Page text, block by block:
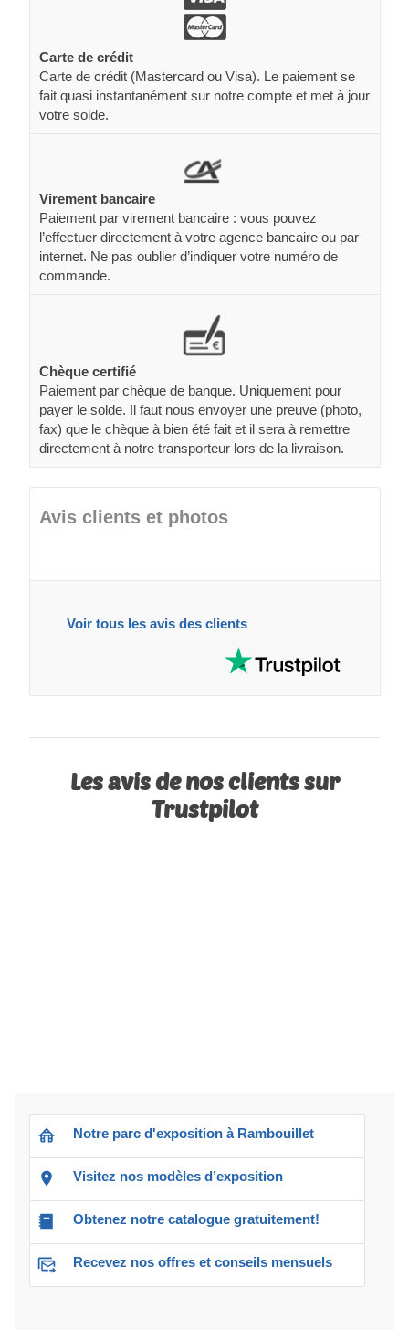
Carte de crédit
Carte de crédit (Mastercard ou Visa). Le paiement se
fait quasi instantanément sur notre compte et met à jour
votre solde.
Virement bancaire
Paiement par virement bancaire : vous pouvez
l’effectuer directement à votre agence bancaire ou par
internet. Ne pas oublier d’indiquer votre numéro de
commande.
Chèque certifié
Paiement par chèque de banque. Uniquement pour
payer le solde. Il faut nous envoyer une preuve (photo,
fax) que le chèque à bien été fait et il sera à remettre
directement à notre transporteur lors de la livraison.
Avis clients et photos
Voir tous les avis des clients
Les avis de nos clients sur
Trustpilot
Notre parc d'exposition à Rambouillet
Visitez nos modèles d’exposition
Obtenez notre catalogue gratuitement!
Recevez nos offres et conseils mensuels